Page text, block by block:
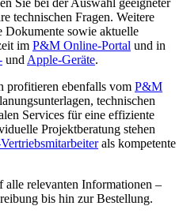
technischen Fragen. Weitere
Dokumente sowie aktuelle
im P&M Online-Portal und in
und Apple-Geräte.
profitieren ebenfalls vom P&M
technischen
Services für eine effiziente
Projektberatung stehen
als kompetente
alle relevanten Informationen –
bis hin zur Bestellung.